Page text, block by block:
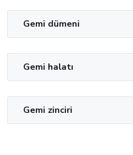
Gemi dümeni
Gemi halatı
Gemi zinciri